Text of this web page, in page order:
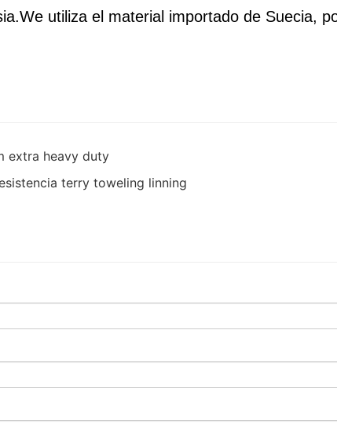
utiliza el material importado de Suecia,
extra heavy duty
terry toweling linning